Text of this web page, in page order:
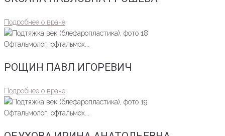
Подробнее о враче
Офтальмолог, офтальмох...
РОЩИН ПАВЛ ИГОРЕВИЧ
Подробнее о враче
Офтальмолог, офтальмох...